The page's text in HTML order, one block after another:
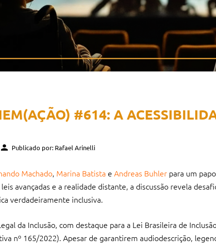
#614: A
Publicado por: Rafael Arinelli
Machado, Marina Batista e Andreas Buhler para um
avançadas e a realidade distante, a discussão revela
verdadeiramente inclusiva.
da Inclusão, com destaque para a Lei Brasileira de
nº 165/2022). Apesar de garantirem audiodescrição,